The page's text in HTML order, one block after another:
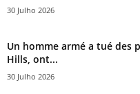
30 Julho 2026
Un homme armé a tué des
Hills, ont...
30 Julho 2026